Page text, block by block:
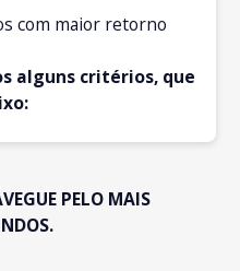
com maior retorno
alguns critérios, que
PELO MAIS